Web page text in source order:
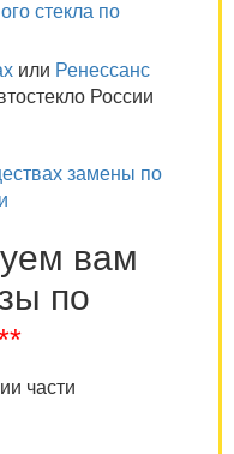
стекла по
или Ренессанс
России
замены по
вам
по
части